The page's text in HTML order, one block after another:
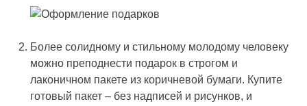
Более солидному и стильному молодому человеку
можно преподнести подарок в строгом и
лаконичном пакете из коричневой бумаги. Купите
готовый пакет – без надписей и рисунков, и